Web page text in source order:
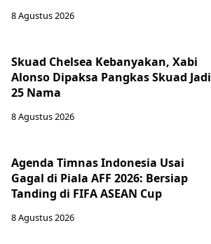
8 Agustus 2026
Skuad Chelsea Kebanyakan, Xabi
Alonso Dipaksa Pangkas Skuad Jadi
25 Nama
8 Agustus 2026
Agenda Timnas Indonesia Usai
Gagal di Piala AFF 2026: Bersiap
Tanding di FIFA ASEAN Cup
8 Agustus 2026